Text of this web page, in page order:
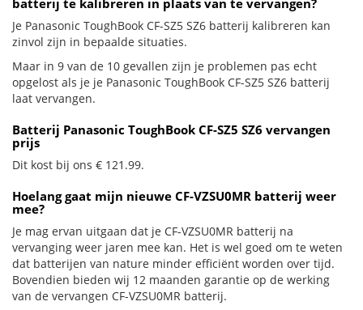
batterij te kalibreren in plaats van te vervangen?
Je Panasonic ToughBook CF-SZ5 SZ6 batterij kalibreren kan
zinvol zijn in bepaalde situaties.
Maar in 9 van de 10 gevallen zijn je problemen pas echt
opgelost als je je Panasonic ToughBook CF-SZ5 SZ6 batterij
laat vervangen.
Batterij Panasonic ToughBook CF-SZ5 SZ6 vervangen
prijs
Dit kost bij ons € 121.99.
Hoelang gaat mijn nieuwe CF-VZSU0MR batterij weer
mee?
Je mag ervan uitgaan dat je CF-VZSU0MR batterij na
vervanging weer jaren mee kan. Het is wel goed om te weten
dat batterijen van nature minder efficiënt worden over tijd.
Bovendien bieden wij 12 maanden garantie op de werking
van de vervangen CF-VZSU0MR batterij.